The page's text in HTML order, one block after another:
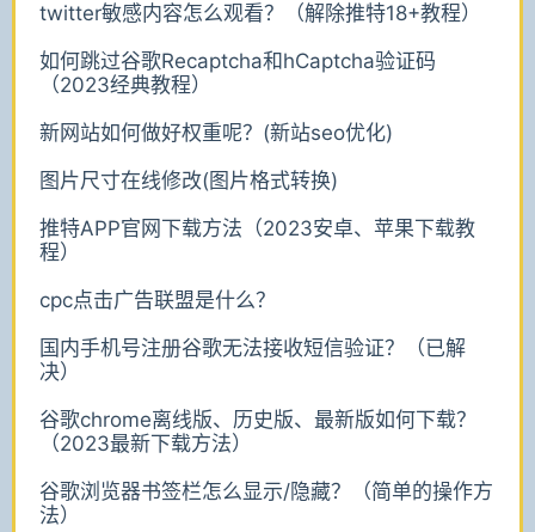
twitter敏感内容怎么观看？（解除推特18+教程）
如何跳过谷歌Recaptcha和hCaptcha验证码
（2023经典教程）
新网站如何做好权重呢？(新站seo优化)
图片尺寸在线修改(图片格式转换)
推特APP官网下载方法（2023安卓、苹果下载教
程）
cpc点击广告联盟是什么？
国内手机号注册谷歌无法接收短信验证？（已解
决）
谷歌chrome离线版、历史版、最新版如何下载？
（2023最新下载方法）
谷歌浏览器书签栏怎么显示/隐藏？（简单的操作方
法）